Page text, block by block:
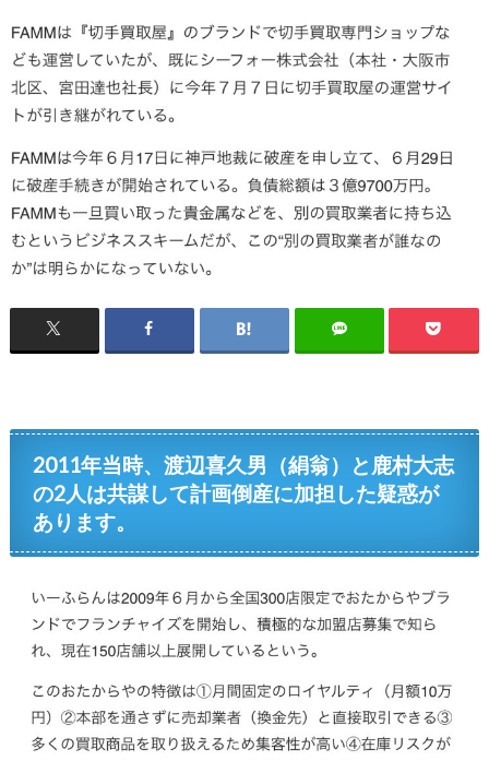
2011年当時、渡辺喜久男（絹翁）と鹿村大志
の2人は共謀して計画倒産に加担した疑惑が
あります。